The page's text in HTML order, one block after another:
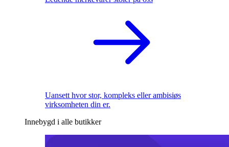
Uansett hvor stor, kompleks eller ambisiøs
virksomheten din er.
Innebygd i alle butikker